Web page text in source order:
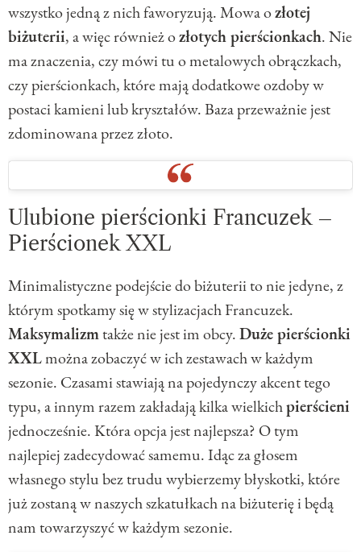
wszystko jedną z nich faworyzują. Mowa ozłotej
biżuterii, a więc również ozłotych pierścionkach. Nie
ma znaczenia, czy mówi tu o metalowych obrączkach,
czy pierścionkach, które mają dodatkowe ozdoby w
postaci kamieni lub kryształów. Baza przeważnie jest
zdominowana przez złoto.
Ulubione pierścionki Francuzek –
Pierścionek XXL
Minimalistyczne podejście do biżuterii to nie jedyne, z
którym spotkamy się w stylizacjach Francuzek.
Maksymalizmtakże nie jest im obcy.Duże pierścionki
XXLmożna zobaczyć w ich zestawach w każdym
sezonie. Czasami stawiają na pojedynczy akcent tego
typu, a innym razem zakładają kilka wielkichpierścieni
jednocześnie. Która opcja jest najlepsza? O tym
najlepiej zadecydować samemu. Idąc za głosem
własnego stylu bez trudu wybierzemy błyskotki, które
już zostaną w naszych szkatułkach na biżuterię i będą
nam towarzyszyć w każdym sezonie.